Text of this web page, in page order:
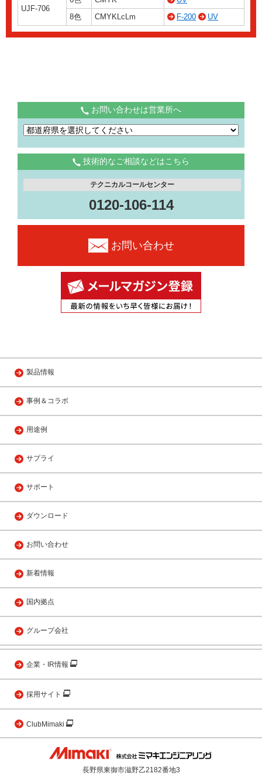
UJF-706
8色
CMYKLcLm F-200 UV
お問い合わせは営業所へ
技術的なご相談などはこちら
テクニカルコールセンター
0120-106-114
お問い合わせ
製品情報
事例＆コラボ
用途例
サプライ
サポート
ダウンロード
お問い合わせ
新着情報
国内拠点
グループ会社
企業・IR情報
採用サイト
ClubMimaki
長野県東御市滋野乙2182番地3